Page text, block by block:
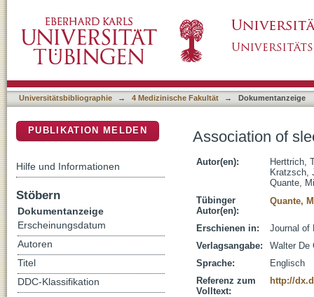
Universitätsbibliographie → 4 Medizinische Fakultät → Dokumentanzeige
Association of
Autor(en):
Herttrich,
Kratzsch,
Quante,
Tübinger
Autor(en):
Quante,
Erschienen in:
Journal of
Verlagsangabe:
Walter De
Sprache:
Englisch
Referenz zum
Volltext:
http://
PUBLIKATION MELDEN
Hilfe und Informationen
Stöbern
Dokumentanzeige
Erscheinungsdatum
Autoren
Titel
DDC-Klassifikation